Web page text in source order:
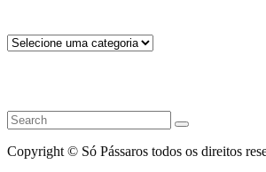
Copyright © Só Pássaros todos os direitos